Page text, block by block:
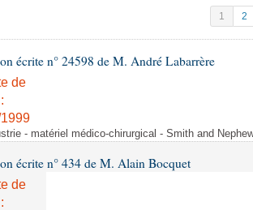
1 2
écrite n° 24598 de M. André Labarrère
de
- matériel médico-chirurgical - Smith and
écrite n° 434 de M. Alain Bocquet
de